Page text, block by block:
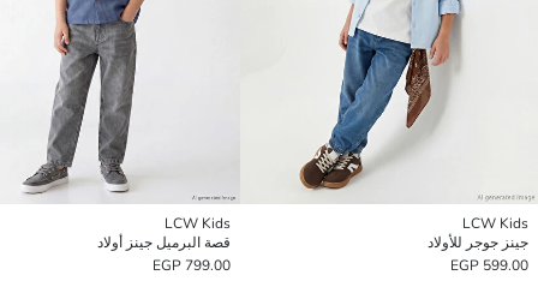
LCW Kids
جينز جوجر للأولاد
599.00 EGP
LCW Kids
قصة البرميل جينز أولاد
799.00 EGP